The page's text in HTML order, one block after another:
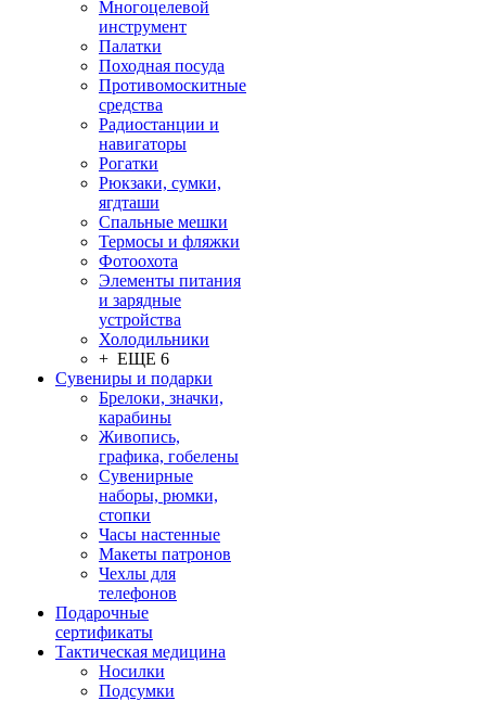
Многоцелевой
инструмент
Палатки
Походная посуда
Противомоскитные
средства
Радиостанции и
навигаторы
Рогатки
Рюкзаки, сумки,
ягдташи
Спальные мешки
Термосы и фляжки
Фотоохота
Элементы питания
и зарядные
устройства
Холодильники
+ ЕЩЕ 6
Сувениры и подарки
Брелоки, значки,
карабины
Живопись,
графика, гобелены
Сувенирные
наборы, рюмки,
стопки
Часы настенные
Макеты патронов
Чехлы для
телефонов
Подарочные
сертификаты
Тактическая медицина
Носилки
Подсумки